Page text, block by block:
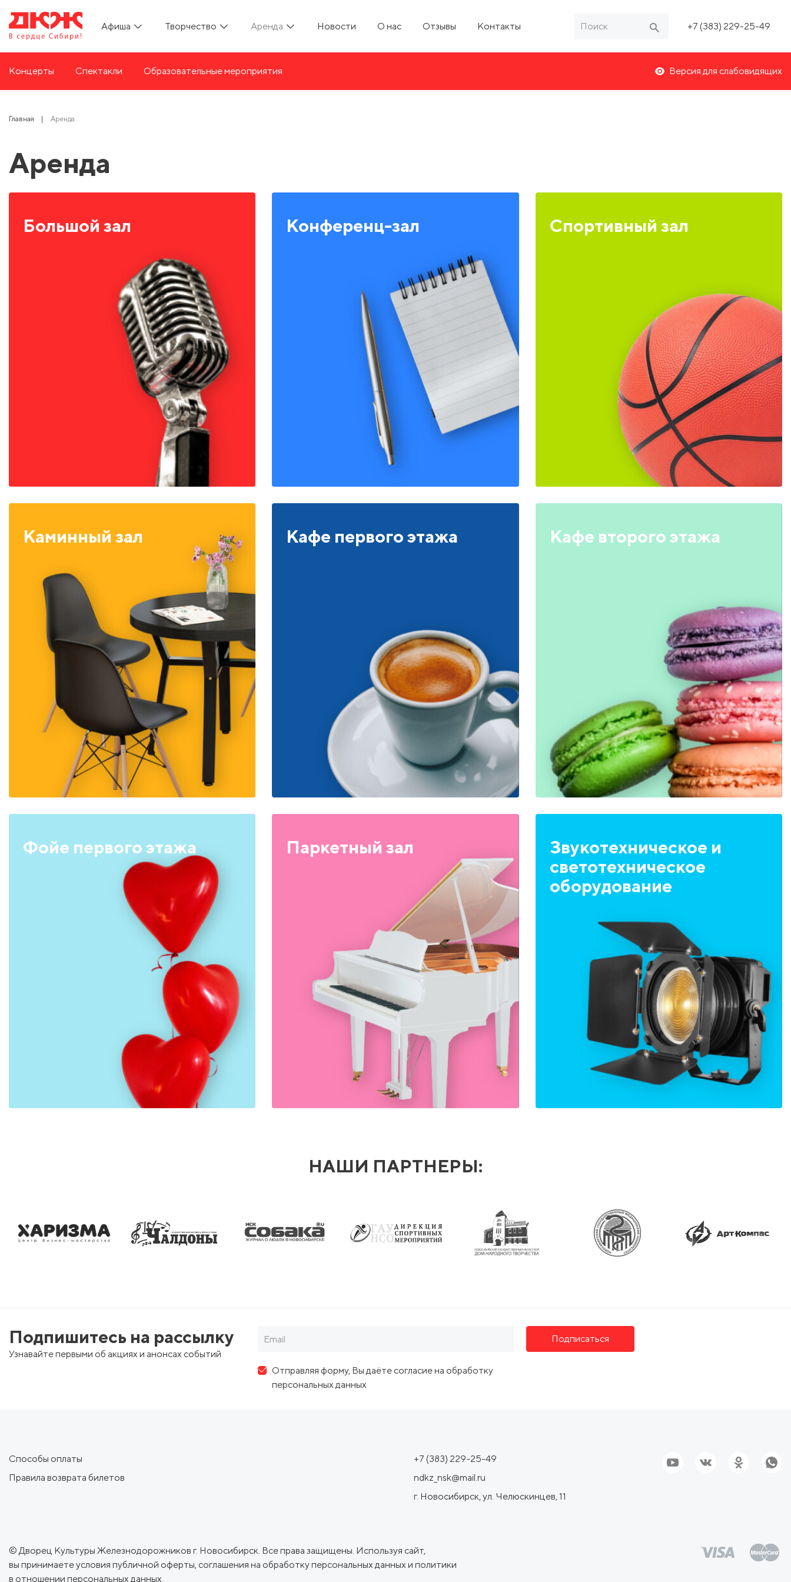
Афиша Творчество Аренда Новости О нас Отзывы Контакты +7 (383) 229-25-49
Концерты Спектакли Образовательные мероприятия Версия для слабовидящих
Главная Аренда
Аренда
Большой зал Конференц-зал Спортивный зал
Каминный зал Кафе первого этажа Кафе второго этажа
Фойе первого этажа Паркетный зал
Звукотехническое и
светотехническое
оборудование
НАШИ ПАРТНЕРЫ:
Подпишитесь на рассылку
Узнавайте первыми об акциях и анонсах событий
Отправляя форму, Вы даёте согласие на обработку
персональных данных
Подписаться
Способы оплаты
Правила возврата билетов
+7 (383) 229-25-49
ndkz_nsk@mail.ru
г. Новосибирск, ул. Челюскинцев, 11
© Дворец Культуры Железнодорожников г. Новосибирск. Все права защищены. Используя сайт,
вы принимаете условия публичной оферты, соглашения на обработку персональных данных и политики
в отношении персональных данных.